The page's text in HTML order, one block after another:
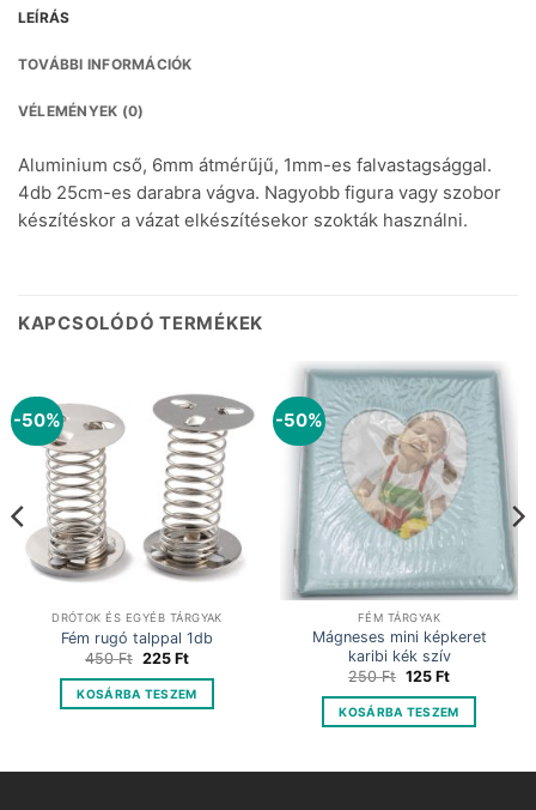
LEÍRÁS
TOVÁBBI INFORMÁCIÓK
VÉLEMÉNYEK (0)
Aluminium cső, 6mm átmérűjű, 1mm-es falvastagsággal.
4db 25cm-es darabra vágva. Nagyobb figura vagy szobor
készítéskor a vázat elkészítésekor szokták használni.
KAPCSOLÓDÓ TERMÉKEK
-50%
DRÓTOK ÉS EGYÉB TÁRGYAK
Fém rugó talppal 1db
450Ft Original
was:
450 Ft.
225 FtCurrent
is:
225 Ft.
KOSÁRBA TESZEM
-50%
FÉM TÁRGYAK
Mágneses mini képkeret
karibi kék szív
250Ft Original
was:
250 Ft.
125 FtCurrent
is:
125 Ft.
KOSÁRBA TESZEM